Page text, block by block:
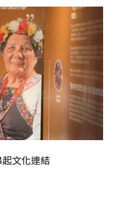
文化連結